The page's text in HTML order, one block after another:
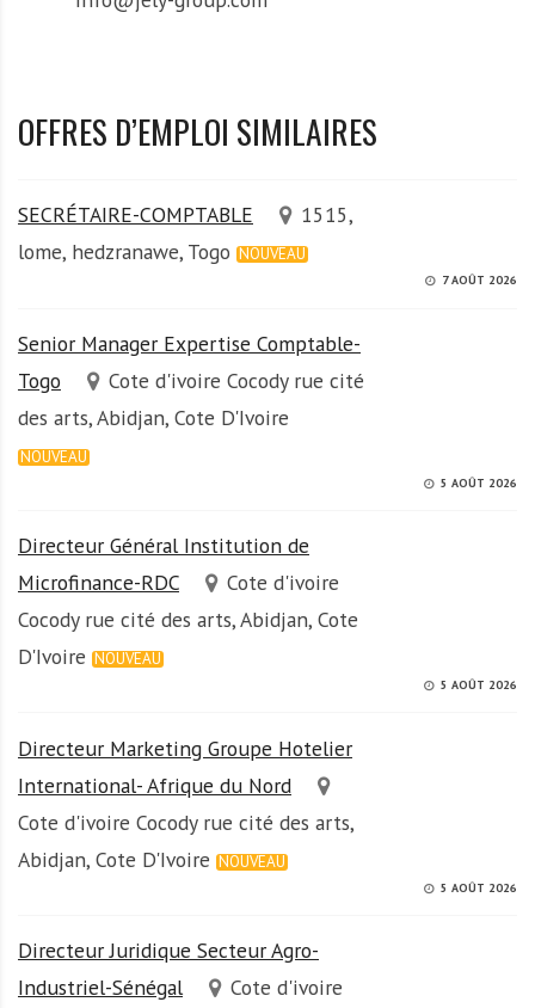
OFFRES D’EMPLOI SIMILAIRES
SECRÉTAIRE-COMPTABLE
1515,
lome, hedzranawe, Togo NOUVEAU
7 AOÛT 2026
Senior Manager Expertise Comptable-
Togo
Cote d'ivoire Cocody rue cité
des arts, Abidjan, Cote D'Ivoire
NOUVEAU
5 AOÛT 2026
Directeur Général Institution de
Microfinance-RDC
Cote d'ivoire
Cocody rue cité des arts, Abidjan, Cote
D'Ivoire NOUVEAU
5 AOÛT 2026
Directeur Marketing Groupe Hotelier
International- Afrique du Nord
Cote d'ivoire Cocody rue cité des arts,
Abidjan, Cote D'Ivoire NOUVEAU
5 AOÛT 2026
Directeur Juridique Secteur Agro-
Industriel-Sénégal
Cote d'ivoire